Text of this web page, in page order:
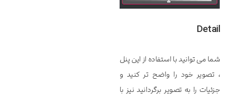
Detail
شما می توانید با استفاده از این پنل
، تصویر خود را واضح تر کنید و
جزئیات را به تصویر برگردانید نیز با